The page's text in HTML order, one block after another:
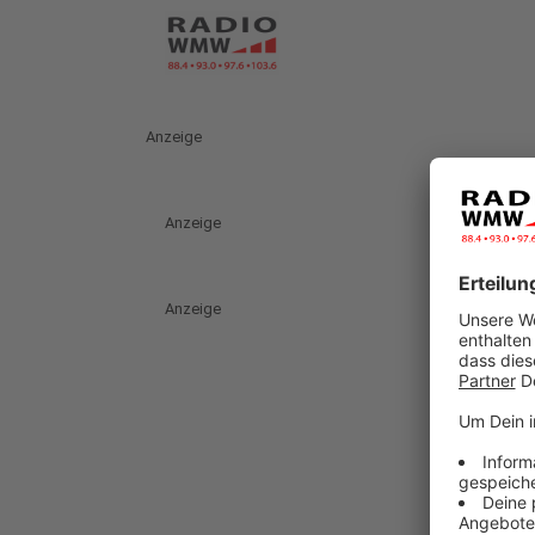
Anzeige
Anzeige
Anzeige